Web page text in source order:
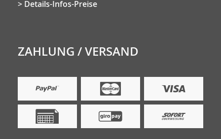
Details-Infos-Preise
ZAHLUNG / VERSAND